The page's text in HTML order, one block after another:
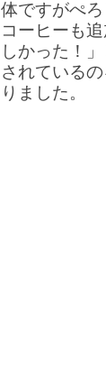
体ですがぺ
コーヒーも
しかった！
されている
りました。